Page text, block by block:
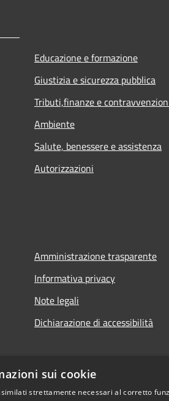
Educazione e formazione
Giustizia e sicurezza pubblica
Tributi,finanze e
Ambiente
Salute, benessere e assistenza
Autorizzazioni
Amministrazione trasparente
Informativa privacy
Note legali
Dichiarazione di accessibilità
sui cookie
strettamente necessari al corretto